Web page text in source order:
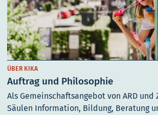
ÜBER KIKA
Auftrag und Philosophie
Als Gemeinschaftsangebot von ARD und
Säulen Information, Bildung, Beratung